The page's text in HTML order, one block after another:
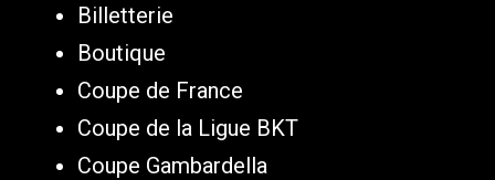
Billetterie
Boutique
Coupe de France
Coupe de la Ligue BKT
Coupe Gambardella